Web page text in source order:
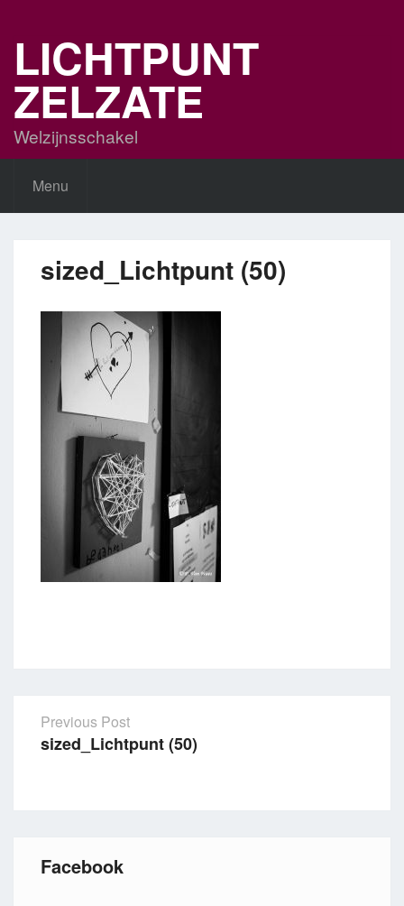
LICHTPUNT
ZELZATE
Welzijnsschakel
Menu
sized_Lichtpunt (50)
Post
Previous Post
sized_Lichtpunt (50)
Facebook